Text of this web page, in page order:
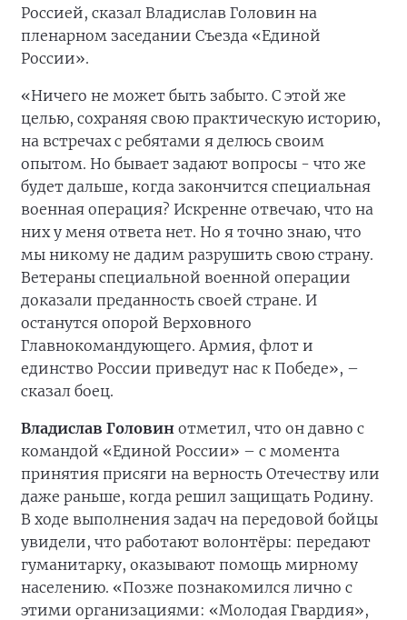
Россией, сказал Владислав Головин на
пленарном заседании Съезда «Единой
России».
«Ничего не может быть забыто. С этой же
целью, сохраняя свою практическую историю,
на встречах с ребятами я делюсь своим
опытом. Но бывает задают вопросы - что же
будет дальше, когда закончится специальная
военная операция? Искренне отвечаю, что на
них у меня ответа нет. Но я точно знаю, что
мы никому не дадим разрушить свою страну.
Ветераны специальной военной операции
доказали преданность своей стране. И
останутся опорой Верховного
Главнокомандующего. Армия, флот и
единство России приведут нас к Победе», –
сказал боец.
Владислав Головин отметил, что он давно с
командой «Единой России» – с момента
принятия присяги на верность Отечеству или
даже раньше, когда решил защищать Родину.
В ходе выполнения задач на передовой бойцы
увидели, что работают волонтёры: передают
гуманитарку, оказывают помощь мирному
населению. «Позже познакомился лично с
этими организациями: «Молодая Гвардия»,